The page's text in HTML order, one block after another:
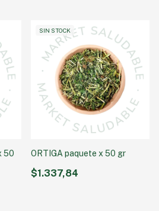
50
SIN STOCK
ORTIGA paquete x 50 gr
$1.337,84